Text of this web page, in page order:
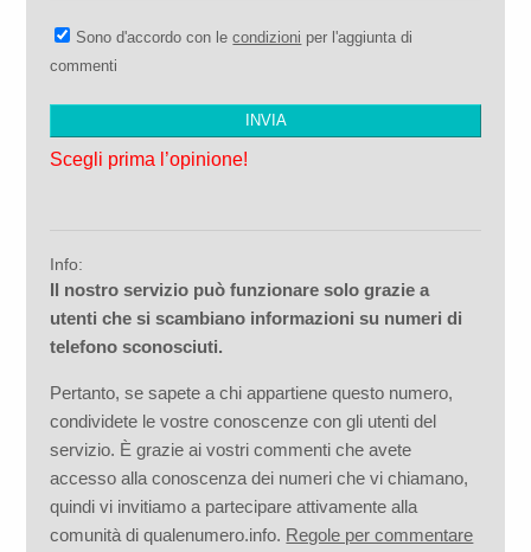
Sono d'accordo con lecondizioni per l'aggiunta di
commenti
Scegli prima l’opinione!
Info:
Il nostro servizio può funzionare solo grazie a
utenti che si scambiano informazioni su numeri di
telefono sconosciuti.
Pertanto, se sapete a chi appartiene questo numero,
condividete le vostre conoscenze con gli utenti del
servizio. È grazie ai vostri commenti che avete
accesso alla conoscenza dei numeri che vi chiamano,
quindi vi invitiamo a partecipare attivamente alla
comunità di qualenumero.info. Regole per commentare